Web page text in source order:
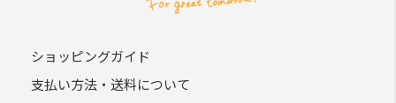
ショッピングガイド
支払い方法・送料について